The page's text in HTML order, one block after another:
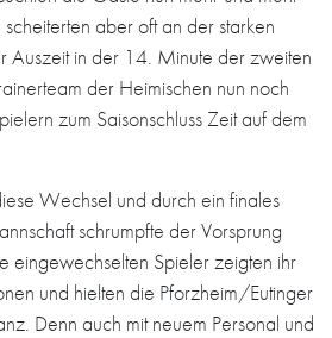
aber oft an der starken
Auszeit in der 14. Minute der zweiten
der Heimischen nun noch
zum Saisonschluss Zeit auf dem
Wechsel und durch ein finales
schrumpfte der Vorsprung
eingewechselten Spieler zeigten ihr
und hielten die Pforzheim/Eutinger
Denn auch mit neuem Personal und